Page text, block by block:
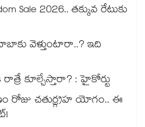
Sale 2026.. తక్కువ రేటుకు
వెళ్తుంటారా..? ఇది
రాత్రే కూల్చేస్తారా? : హైకోర్టు
రోజు చతుర్గ్రహ యోగం.. ఈ